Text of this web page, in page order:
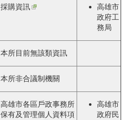
採購資訊
高雄市
政府工
務局
本所目前無該類資訊
本所非合議制機關
高雄市各區戶政事務所
保有及管理個人資料項
高雄市
政府民